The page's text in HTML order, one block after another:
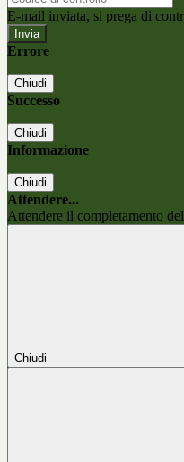
E-mail inviata, si prega di
Errore
Chiudi
Successo
Chiudi
Informazione
Chiudi
Attendere...
Attendere il completamento
Chiudi